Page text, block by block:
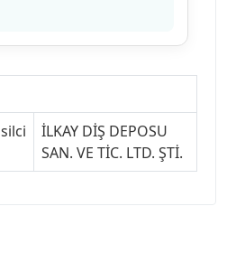
İLKAY DİŞ DEPOSU
SAN. VE TİC. LTD. ŞTİ.